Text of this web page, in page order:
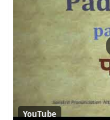
YouTube